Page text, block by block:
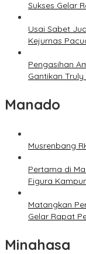
Sukses Gelar
Usai Sabet
Kejurnas
Pengasihan
Gantikan Truly
Manado
Musrenbang
Pertama di
Figura
Matangkan
Gelar Rapat
Minahasa